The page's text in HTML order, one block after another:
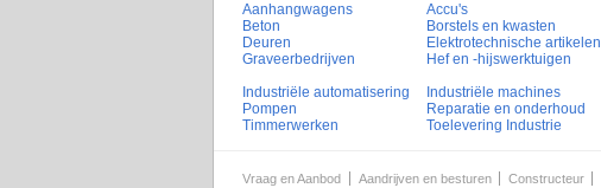
Aanhangwagens Accu's
Beton
Borstels en kwasten
Deuren
Elektrotechnische artikelen
Graveerbedrijven
Hef en -hijswerktuigen
Industriële automatisering
Industriële machines
Pompen
Reparatie en onderhoud
Timmerwerken
Toelevering Industrie
Vraag en Aanbod Aandrijven en besturen Constructeur